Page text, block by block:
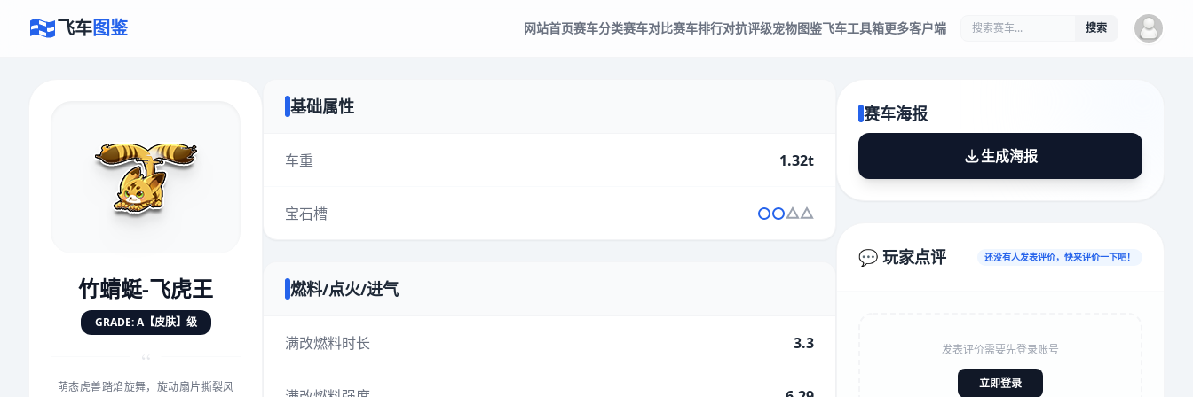
飞车图鉴 网站首页赛车分类赛车对比赛车排行对抗评级宠物图鉴飞车工具箱更多客户端 搜索
竹蜻蜓-飞虎王
GRADE: A【皮肤】级
“
萌态虎兽踏焰旋舞，旋动扇片撕裂风
基础属性
车重 1.32t
宝石槽
燃料/点火/进气
满改燃料时长 3.3
赛车海报
生成海报
💬 玩家点评 还没有人发表评价，快来评价一下吧！
发表评价需要先登录账号
立即登录
评价赛车
速度 5.0分
对抗
★★★★★★★
手感 5.0分